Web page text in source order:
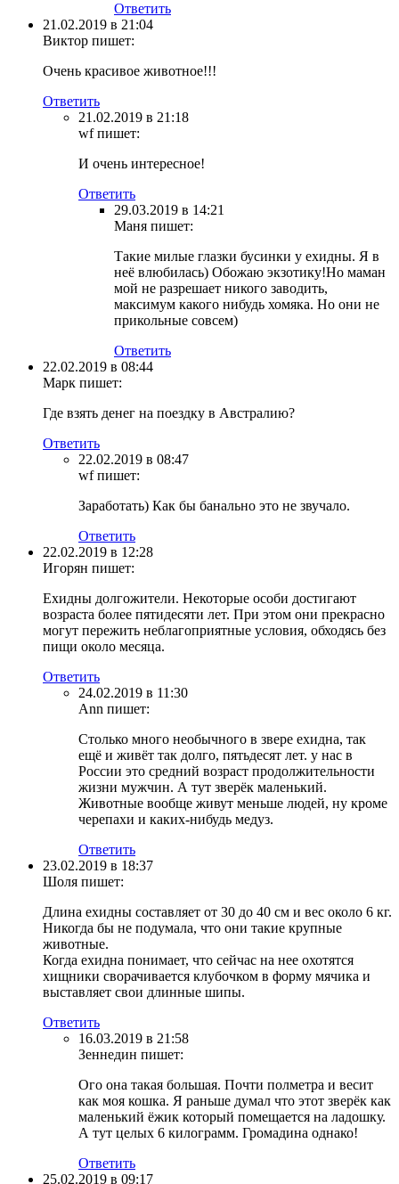
Ответить
21.02.2019 в 21:04
Виктор пишет:
Очень красивое животное!!!
Ответить
21.02.2019 в 21:18
wf пишет:
И очень интересное!
Ответить
29.03.2019 в 14:21
Маня пишет:
Такие милые глазки бусинки у ехидны. Я в
неё влюбилась) Обожаю экзотику!Но маман
мой не разрешает никого заводить,
максимум какого нибудь хомяка. Но они не
прикольные совсем)
Ответить
22.02.2019 в 08:44
Марк пишет:
Где взять денег на поездку в Австралию?
Ответить
22.02.2019 в 08:47
wf пишет:
Заработать) Как бы банально это не звучало.
Ответить
22.02.2019 в 12:28
Игорян пишет:
Ехидны долгожители. Некоторые особи достигают
возраста более пятидесяти лет. При этом они прекрасно
могут пережить неблагоприятные условия, обходясь без
пищи около месяца.
Ответить
24.02.2019 в 11:30
Ann пишет:
Столько много необычного в звере ехидна, так
ещё и живёт так долго, пятьдесят лет. у нас в
России это средний возраст продолжительности
жизни мужчин. А тут зверёк маленький.
Животные вообще живут меньше людей, ну кроме
черепахи и каких-нибудь медуз.
Ответить
23.02.2019 в 18:37
Шоля пишет:
Длина ехидны составляет от 30 до 40 см и вес около 6 кг.
Никогда бы не подумала, что они такие крупные
животные.
Когда ехидна понимает, что сейчас на нее охотятся
хищники сворачивается клубочком в форму мячика и
выставляет свои длинные шипы.
Ответить
16.03.2019 в 21:58
Зеннедин пишет:
Ого она такая большая. Почти полметра и весит
как моя кошка. Я раньше думал что этот зверёк как
маленький ёжик который помещается на ладошку.
А тут целых 6 килограмм. Громадина однако!
Ответить
25.02.2019 в 09:17